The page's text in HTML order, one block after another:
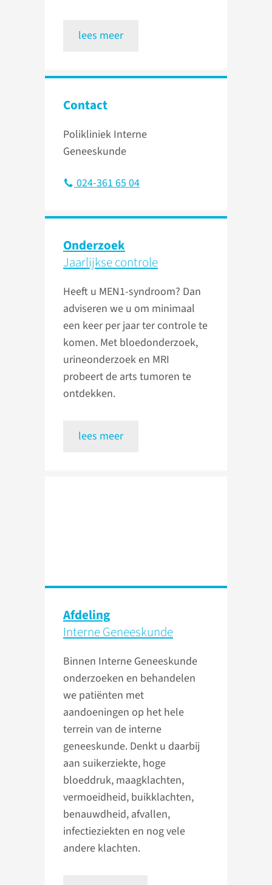
lees meer
Contact
Polikliniek Interne
Geneeskunde
024-361 65 04
Onderzoek
Jaarlijkse controle
Heeft u MEN1-syndroom? Dan
adviseren we u om minimaal
een keer per jaar ter controle te
komen. Met bloedonderzoek,
urineonderzoek en MRI
probeert de arts tumoren te
ontdekken.
lees meer
Afdeling
Interne Geneeskunde
Binnen Interne Geneeskunde
onderzoeken en behandelen
we patiënten met
aandoeningen op het hele
terrein van de interne
geneeskunde. Denkt u daarbij
aan suikerziekte, hoge
bloeddruk, maagklachten,
vermoeidheid, buikklachten,
benauwdheid, afvallen,
infectieziekten en nog vele
andere klachten.